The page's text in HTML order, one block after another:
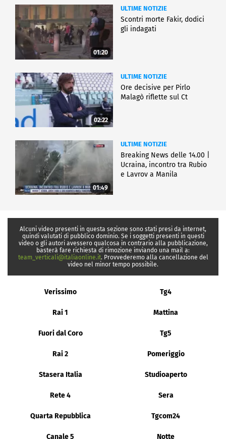
01:20
ULTIME NOTIZIE
Scontri morte Fakir, dodici
gli indagati
02:22
ULTIME NOTIZIE
Ore decisive per Pirlo
Malagò riflette sul Ct
01:49
ULTIME NOTIZIE
Breaking News delle 14.00 |
Ucraina, incontro tra Rubio
e Lavrov a Manila
Alcuni video presenti in questa sezione sono stati presi da internet,
quindi valutati di pubblico dominio. Se i soggetti presenti in questi
video o gli autori avessero qualcosa in contrario alla pubblicazione,
basterà fare richiesta di rimozione inviando una mail a:
team_verticali@italiaonline.it. Provvederemo alla cancellazione del
video nel minor tempo possibile.
Verissimo Tg4
Rai 1 Mattina
Fuori dal Coro Tg5
Rai 2 Pomeriggio
Stasera Italia Studioaperto
Rete 4 Sera
Quarta Repubblica Tgcom24
Canale 5 Notte